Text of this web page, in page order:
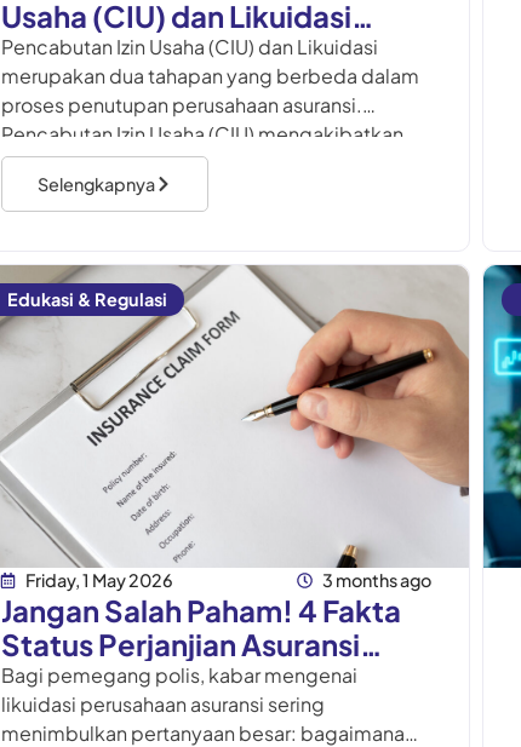
Usaha (CIU) dan Likuidasi
Dalam Asuransi
Pencabutan Izin Usaha (CIU) dan Likuidasi
merupakan dua tahapan yang berbeda dalam
proses penutupan perusahaan asuransi.
Pencabutan Izin Usaha (CIU) mengakibatkan
terhentinya seluruh kegiatan usaha
perusahaan, sedangkan Likuidasi merupakan
Selengkapnya
Edukasi & Regulasi
Friday, 1 May 2026 3 months ago
Jangan Salah Paham! 4 Fakta
Status Perjanjian Asuransi
Setelah Likuidasi
Bagi pemegang polis, kabar mengenai
likuidasi perusahaan asuransi sering
menimbulkan pertanyaan besar: bagaimana